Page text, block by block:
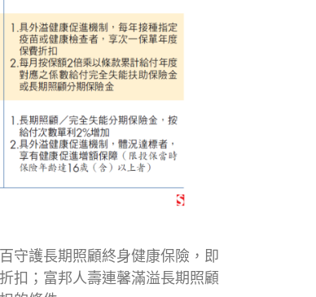
守護長期照顧終身健康保險，即
扣；富邦人壽連馨滿溢長期照顧